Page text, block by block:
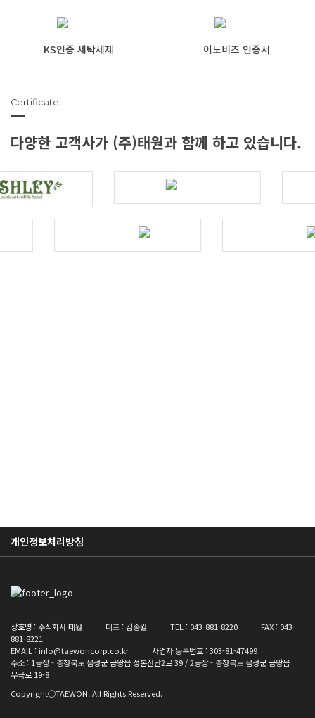
KS인증 세탁세제 이노비즈 인증서
Certificate
다양한 고객사가 (주)태원과 함께 하고 있습니다.
개인정보처리방침
상호명 : 주식회사 태원 대표 : 김종원 TEL : 043-881-8220 FAX : 043-
881-8221
EMAIL : info@taewoncorp.co.kr 사업자 등록번호 : 303-81-47499
주소 : 1공장 - 충청북도 음성군 금왕읍 성본산단2로 39 / 2공장 - 충청북도 음성군 금왕읍
무극로 19-8
CopyrightⓒTAEWON. All Rights Reserved.